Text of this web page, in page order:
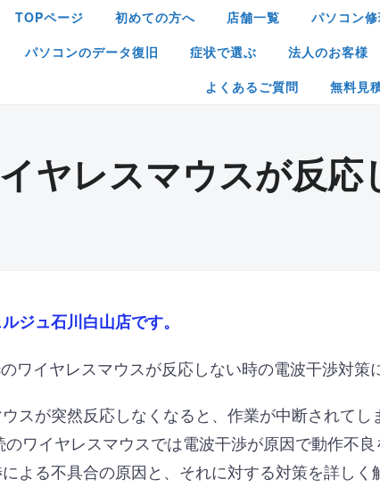
TOPページ 初めての方へ 店舗一覧 パソコン
パソコンのデータ復旧
症状で選ぶ 法人のお客様
よくあるご質問
無料見
ヤレスマウスが反
ジュ石川白山店です。
ワイヤレスマウスが反応しない時の電波干渉対策
スが突然反応しなくなると、作業が中断されてし
のワイヤレスマウスでは電波干渉が原因で動作不
よる不具合の原因と、それに対する対策を詳しく